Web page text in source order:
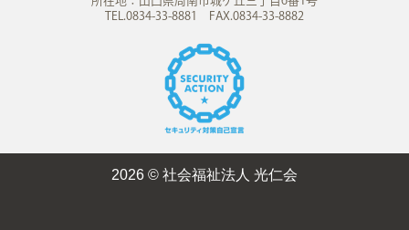
TEL.0834-33-8881 FAX.0834-33-8882
2026 © 社会福祉法人 光仁会